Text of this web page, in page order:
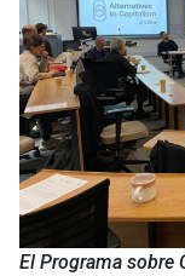
El Programa sobre